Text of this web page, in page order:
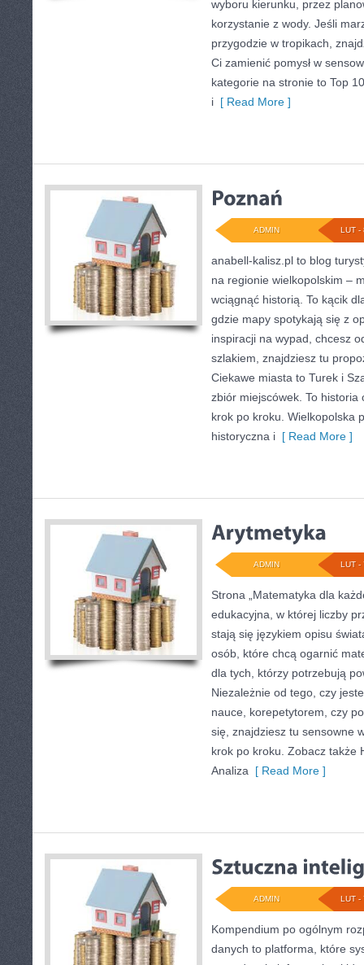
wyboru kierunku, przez
korzystanie z wody. Jeśli
przygodzie w tropikach,
Ci zamienić pomysł w
kategorie na stronie to Top
i [ Read More ]
LUT -
ADMIN
anabell-kalisz.pl to blog
na regionie wielkopolskim –
wciągnąć historią. To kącik
gdzie mapy spotykają się z
inspiracji na wypad, chcesz
szlakiem, znajdziesz tu
Ciekawe miasta to Turek i
zbiór miejscówek. To
krok po kroku. Wielkopolska
historyczna i [ Read More ]
LUT -
ADMIN
Strona „Matematyka dla
edukacyjna, w której liczby
stają się językiem opisu
osób, które chcą ogarnić
dla tych, którzy potrzebują
Niezależnie od tego, czy
nauce, korepetytorem, czy
się, znajdziesz tu sensowne
krok po kroku. Zobacz także
Analiza [ Read More ]
LUT -
ADMIN
Kompendium po ogólnym
danych to platforma, które